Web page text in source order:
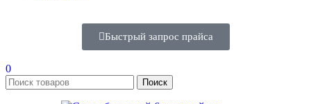
Быстрый запрос прайса
0
Поиск